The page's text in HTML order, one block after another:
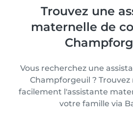
Trouvez une
maternelle de
Vous recherchez une
Champforgeuil ?
facilement l'assistante
votre famille via